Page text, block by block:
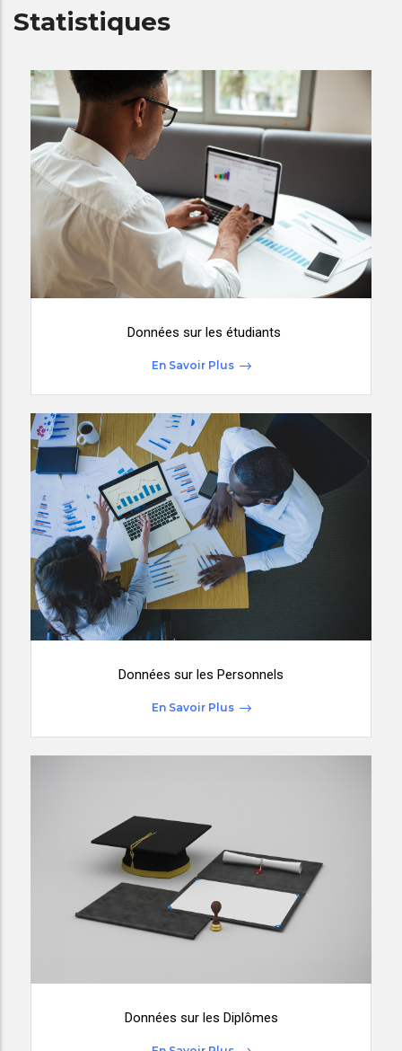
Statistiques
Données sur les étudiants
En Savoir Plus
Données sur les Personnels
En Savoir Plus
Données sur les Diplômes